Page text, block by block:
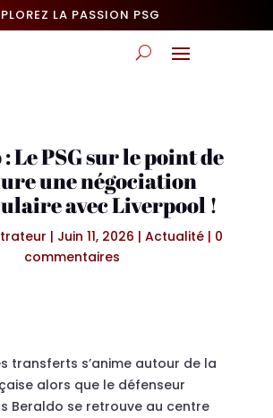
LA PASSION PSG
Le PSG sur le point de
une négociation
avec Liverpool !
| Juin 11, 2026 | Actualité| 0
commentaires
transferts s’anime autour de la
alors que le défenseur
Beraldo se retrouve au centre